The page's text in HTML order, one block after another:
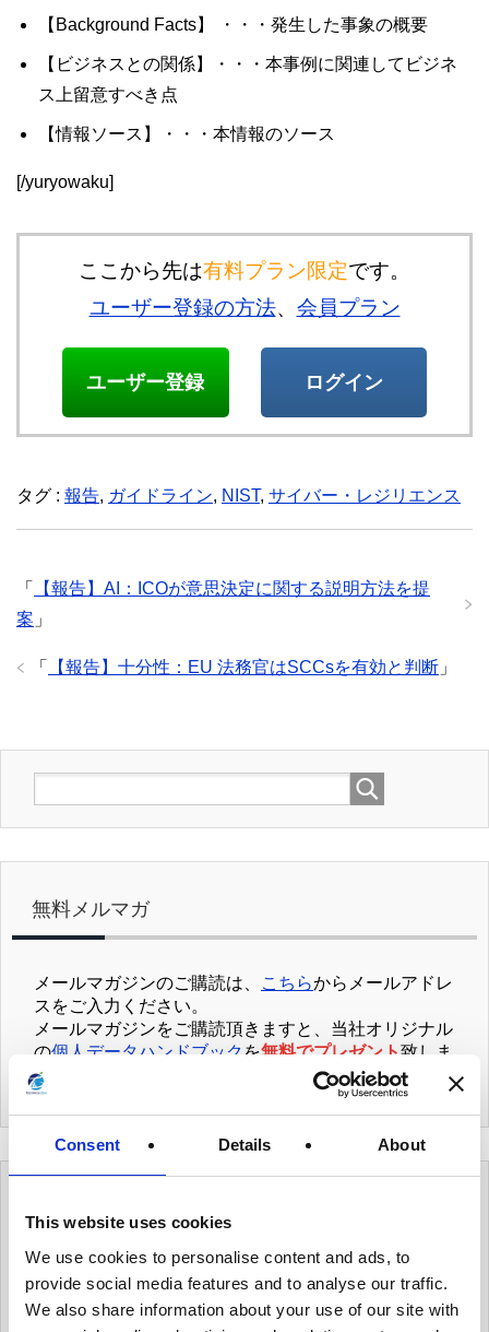
Consent Details About
This website uses cookies
We use cookies to personalise content and ads, to
provide social media features and to analyse our traffic.
We also share information about your use of our site with
【Background Facts】 ・・・発生した事象の概要
【ビジネスとの関係】・・・本事例に関連してビジネ
ス上留意すべき点
【情報ソース】・・・本情報のソース
[/yuryowaku]
ここから先は有料プラン限定です。
ユーザー登録の方法、 会員プラン
ユーザー登録 ログイン
タグ : 報告, ガイドライン, NIST, サイバー・レジリエンス
「
【報告】AI：ICOが意思決定に関する説明方法を提
案 」
「 【報告】十分性：EU 法務官はSCCsを有効と判断 」
無料メルマガ
メールマガジンのご購読は、 こちらからメールアドレ
スをご入力ください。
メールマガジンをご購読頂きますと、当社オリジナル
の個人データハンドブックを無料でプレゼント致しま
す。
有用情報
有用情報_ガバナンス体制を整える